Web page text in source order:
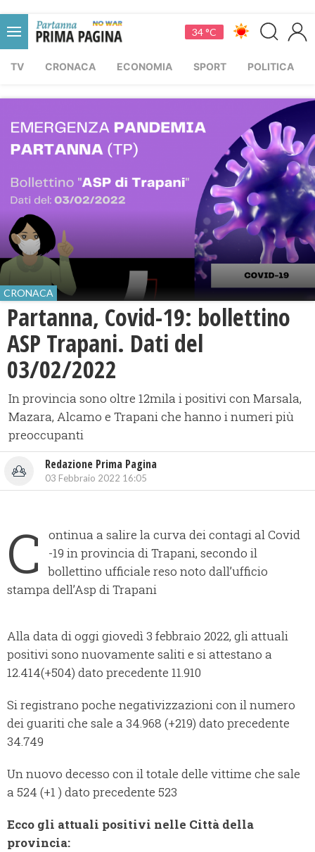
34 °C
TV CRONACA ECONOMIA SPORT POLITICA
CRONACA
Partanna, Covid-19: bollettino
ASP Trapani. Dati del
03/02/2022
In provincia sono oltre 12mila i positivi con Marsala,
Mazara, Alcamo e Trapani che hanno i numeri più
preoccupanti
Redazione Prima Pagina
03 Febbraio 2022 16:05
C
ontinua a salire la curva dei contagi al Covid
-19 in provincia di Trapani, secondo il
bollettino ufficiale reso noto dall’ufficio
stampa dell’Asp di Trapani
Alla data di oggi giovedì 3 febbraio 2022, gli attuali
positivi sono nuovamente saliti e si attestano a
12.414(+504) dato precedente 11.910
Si registrano poche negativizzazioni con il numero
dei guariti che sale a 34.968 (+219) dato precedente
34.749
Un nuovo decesso con il totale delle vittime che sale
a 524 (+1 ) dato precedente 523
Ecco gli attuali positivi nelle Città della
provincia: